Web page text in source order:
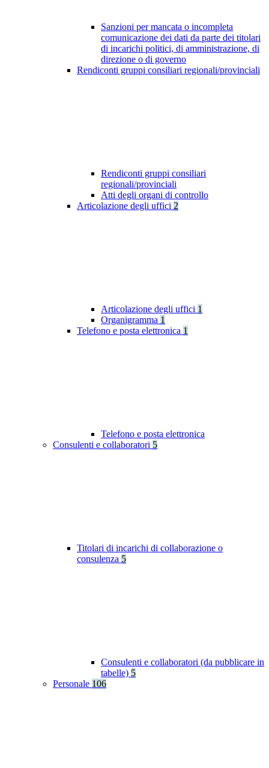
Sanzioni per mancata o incompleta
comunicazione dei dati da parte dei titolari
di incarichi politici, di amministrazione, di
direzione o di governo
Rendiconti gruppi consiliari regionali/provinciali
Rendiconti gruppi consiliari
regionali/provinciali
Atti degli organi di controllo
Articolazione degli uffici 2
Articolazione degli uffici 1
Organigramma 1
Telefono e posta elettronica 1
Telefono e posta elettronica
Consulenti e collaboratori 5
Titolari di incarichi di collaborazione o
consulenza 5
Consulenti e collaboratori (da pubblicare in
tabelle) 5
Personale 106